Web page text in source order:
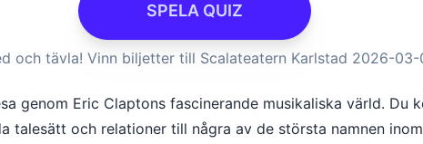
SPELA QUIZ
och tävla! Vinn biljetter till Scalateatern Karlstad 2026-03-
genom Eric Claptons fascinerande musikaliska värld. Du
talesätt och relationer till några av de största namnen